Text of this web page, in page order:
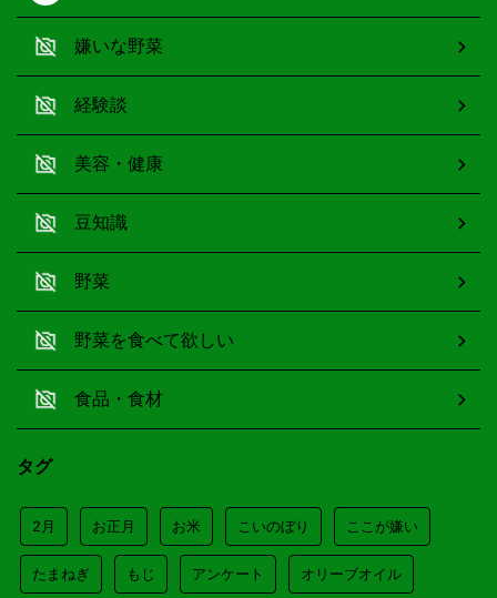
嫌いな野菜
経験談
美容・健康
豆知識
野菜
野菜を食べて欲しい
食品・食材
タグ
2月 お正月 お米 こいのぼり ここが嫌い
たまねぎ もじ アンケート オリーブオイル